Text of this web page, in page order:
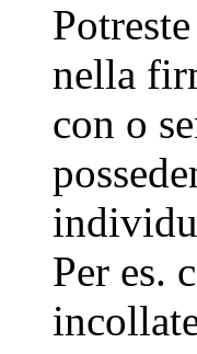
nella
con o
Per es.